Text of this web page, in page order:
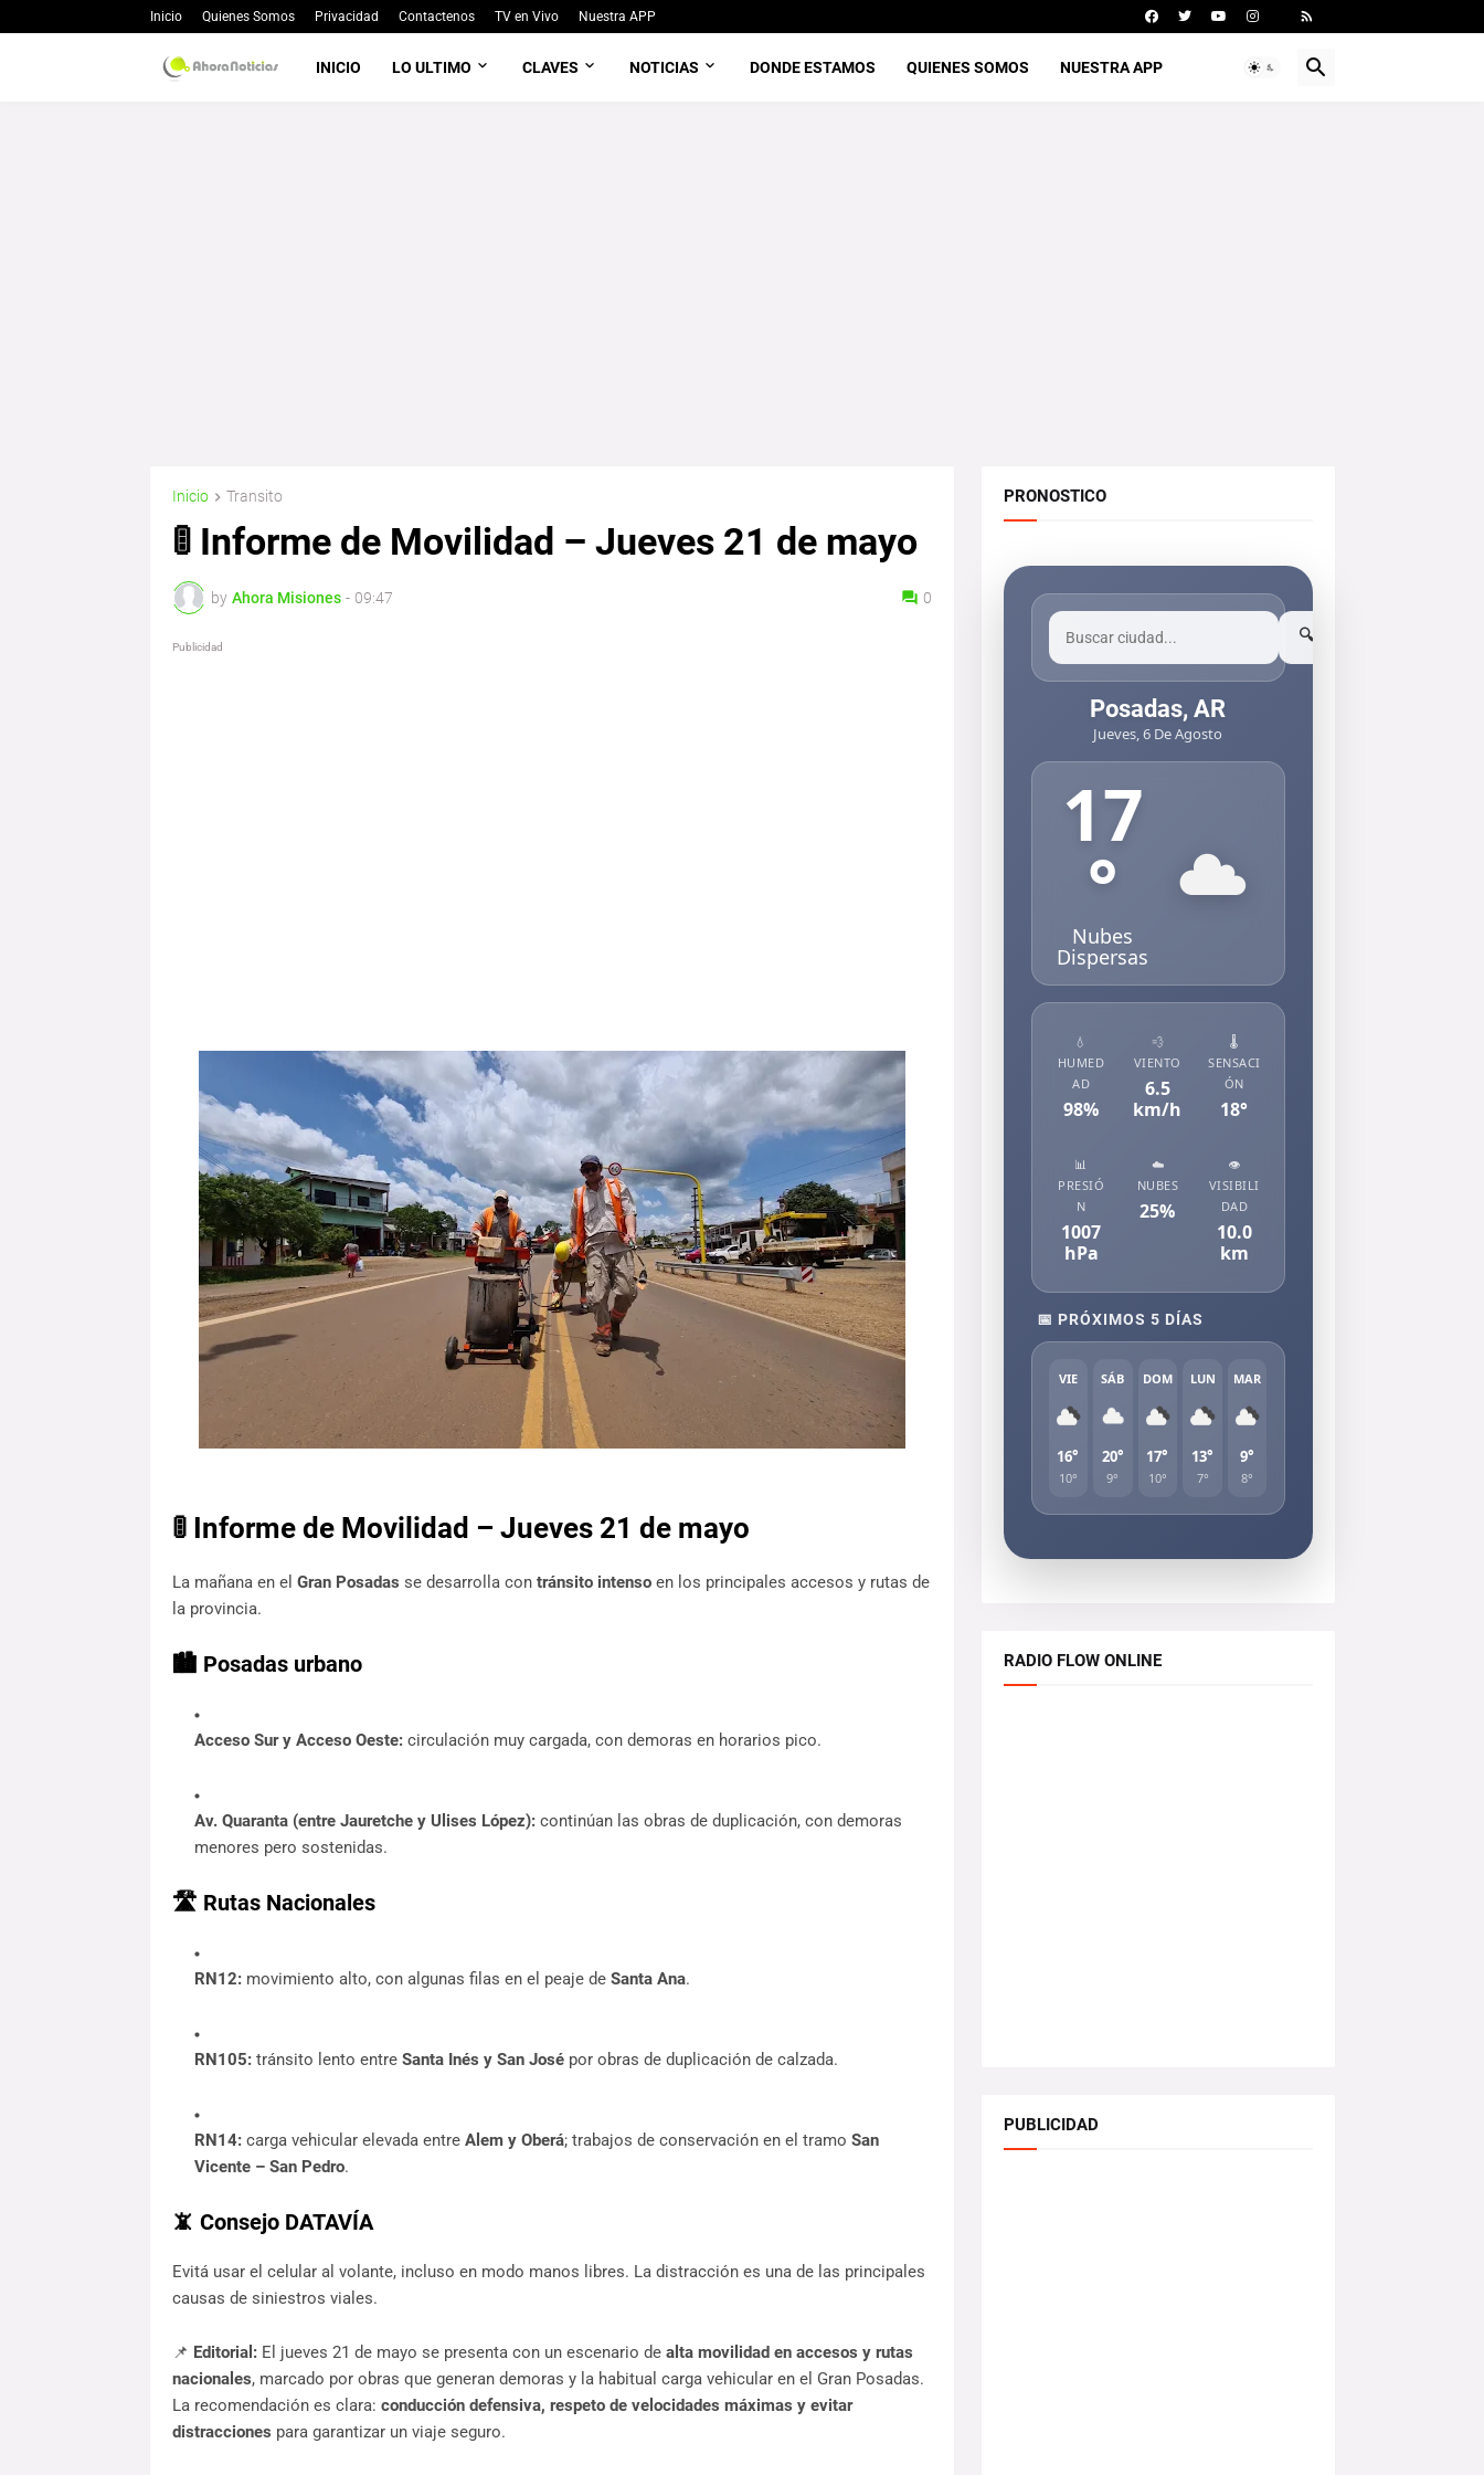
Inicio Quienes Somos Privacidad Contactenos TV en Vivo Nuestra APP
INICIO LO ULTIMO CLAVES NOTICIAS DONDE ESTAMOS QUIENES SOMOS NUESTRA APP
Inicio Transito
🚦 Informe de Movilidad – Jueves 21 de mayo
by Ahora Misiones - 09:47 0
Publicidad
🚦 Informe de Movilidad – Jueves 21 de mayo
La mañana en el Gran Posadas se desarrolla con tránsito intenso en los principales accesos y rutas de
la provincia.
🏙️ Posadas urbano
Acceso Sur y Acceso Oeste: circulación muy cargada, con demoras en horarios pico.
Av. Quaranta (entre Jauretche y Ulises López): continúan las obras de duplicación, con demoras
menores pero sostenidas.
🛣️ Rutas Nacionales
RN12: movimiento alto, con algunas filas en el peaje de Santa Ana.
RN105: tránsito lento entre Santa Inés y San José por obras de duplicación de calzada.
RN14: carga vehicular elevada entre Alem y Oberá; trabajos de conservación en el tramo San
Vicente – San Pedro.
📵 Consejo DATAVÍA
Evitá usar el celular al volante, incluso en modo manos libres. La distracción es una de las principales
causas de siniestros viales.
📌 Editorial: El jueves 21 de mayo se presenta con un escenario de alta movilidad en accesos y rutas
nacionales, marcado por obras que generan demoras y la habitual carga vehicular en el Gran Posadas.
La recomendación es clara: conducción defensiva, respeto de velocidades máximas y evitar
distracciones para garantizar un viaje seguro.
PRONOSTICO
🔍
Posadas, AR
Jueves, 6 De Agosto
17
°
Nubes
Dispersas
💧
HUMED
AD
98%
💨
VIENTO
6.5
km/h
🌡️
SENSACI
ÓN
18°
📊
PRESIÓ
N
1007
hPa
☁️
NUBES
25%
👁️
VISIBILI
DAD
10.0
km
📅 PRÓXIMOS 5 DÍAS
VIE
16°
10°
SÁB
20°
9°
DOM
17°
10°
LUN
13°
7°
MAR
9°
8°
RADIO FLOW ONLINE
PUBLICIDAD